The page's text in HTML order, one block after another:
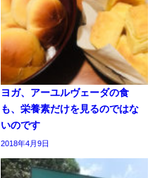
ヨガ、アーユルヴェーダの食
も、栄養素だけを見るのではな
いのです
2018年4月9日